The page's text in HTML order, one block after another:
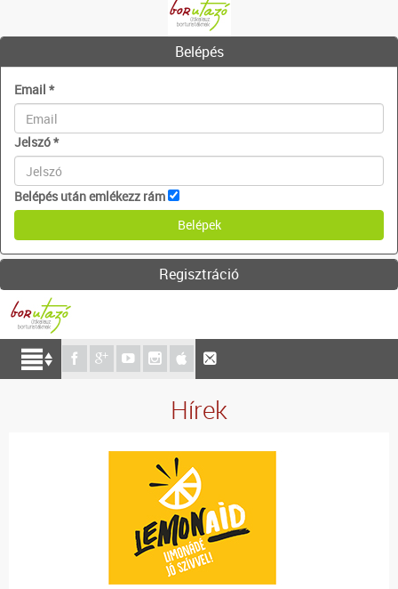
Belépés
Email *
Jelszó*
Belépés után emlékezz rám
Regisztráció
Hírek